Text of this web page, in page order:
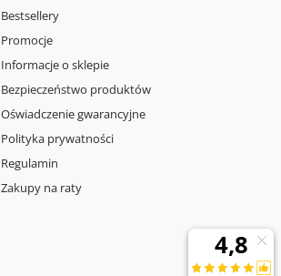
Bestsellery
Promocje
Informacje o sklepie
Bezpieczeństwo produktów
Oświadczenie gwarancyjne
Polityka prywatności
Regulamin
Zakupy na raty